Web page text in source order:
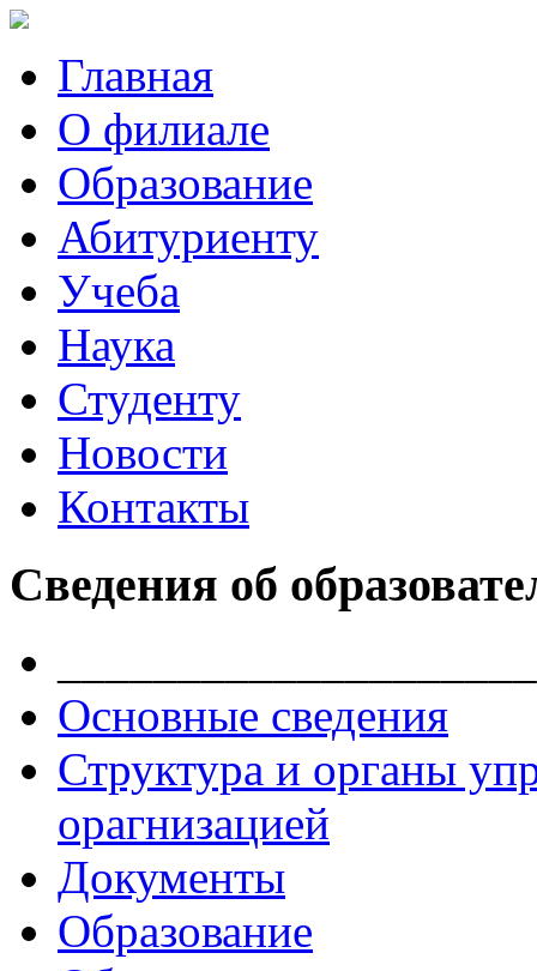
Главная
О филиале
Образование
Абитуриенту
Учеба
Наука
Студенту
Новости
Контакты
Сведения об
Основные сведения
Структура и органы
орагнизацией
Документы
Образование